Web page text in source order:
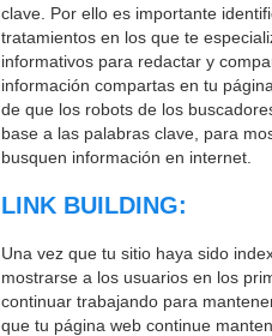
clave. Por ello es importante
tratamientos en los que te
informativos para redactar y
información compartas en tu
de que los robots de los
base a las palabras clave, para
busquen información en internet.
LINK BUILDING:
Una vez que tu sitio haya sido
mostrarse a los usuarios en los
continuar trabajando para
que tu página web continue